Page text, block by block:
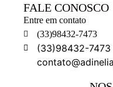
FALE CONOSCO
Entre em contato
(33)98432-7473
(33)98432-7473